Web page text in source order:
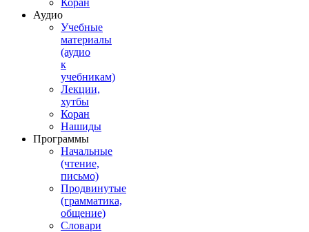
Коран
Аудио
Учебные
материалы
(аудио
к
учебникам)
Лекции,
хутбы
Коран
Нашиды
Программы
Начальные
(чтение,
письмо)
Продвинутые
(грамматика,
общение)
Словари